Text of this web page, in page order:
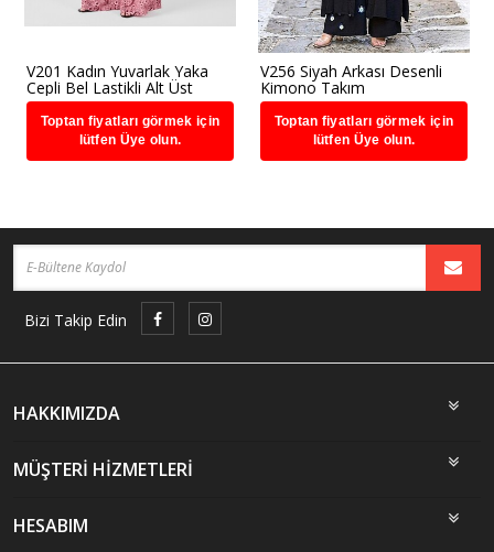
V201 Kadın Yuvarlak Yaka
Cepli Bel Lastikli Alt Üst
Takım
Toptan fiyatları görmek için
lütfen Üye olun.
V256 Siyah Arkası Desenli
Kimono Takım
Toptan fiyatları görmek için
lütfen Üye olun.
Bizi Takip Edin
HAKKIMIZDA
MÜŞTERİ HİZMETLERİ
HESABIM